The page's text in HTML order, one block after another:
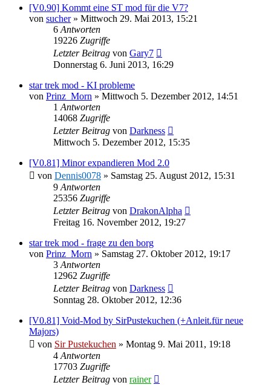
[V0.90] Kommt eine ST mod für die V7?
von sucher» Mittwoch 29. Mai 2013, 15:21
6 Antworten
19226 Zugriffe
Letzter Beitrag von Gary7
Donnerstag 6. Juni 2013, 16:29
star trek mod - KI probleme
von Prinz_Morn » Mittwoch 5. Dezember 2012, 14:51
1 Antworten
14068 Zugriffe
Letzter Beitrag von Darkness
Mittwoch 5. Dezember 2012, 15:35
[V0.81] Minor expandieren Mod 2.0
von Dennis0078 » Samstag 25. August 2012, 15:31
9 Antworten
25356 Zugriffe
Letzter Beitrag von DrakonAlpha
Freitag 16. November 2012, 19:27
star trek mod - frage zu den borg
von Prinz_Morn » Samstag 27. Oktober 2012, 19:17
3 Antworten
12962 Zugriffe
Letzter Beitrag von Darkness
Sonntag 28. Oktober 2012, 12:36
[V0.81] Void-Mod by SirPustekuchen (+Anleit.für neue
Majors)
von Sir Pustekuchen » Montag 9. Mai 2011, 19:18
4 Antworten
17703 Zugriffe
Letzter Beitrag von rainer